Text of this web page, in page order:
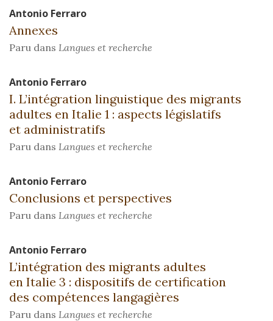
Antonio Ferraro
Annexes
Paru dans Langues et recherche
Antonio Ferraro
I. L’intégration linguistique des migrants
adultes en Italie 1 : aspects législatifs
et administratifs
Paru dans Langues et recherche
Antonio Ferraro
Conclusions et perspectives
Paru dans Langues et recherche
Antonio Ferraro
L’intégration des migrants adultes
en Italie 3 : dispositifs de certification
des compétences langagières
Paru dans Langues et recherche